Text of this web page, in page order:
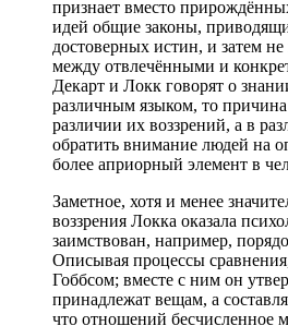
признает вместо
идей общие законы,
достоверных истин, и затем не
между отвлечёнными и
Декарт и Локк говорят о
различным языком, то причина
различии их воззрений, а в
обратить внимание людей на
более априорный элемент в
Заметное, хотя и менее
воззрения Локка оказала
заимствован, например,
Описывая процессы
Гоббсом; вместе с ним он
принадлежат вещам, а
что отношений бесчисленное